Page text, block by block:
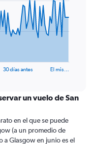
30 días antes El mis…
un vuelo de San
en el que se puede
(a un promedio de
a Glasgow en junio es el